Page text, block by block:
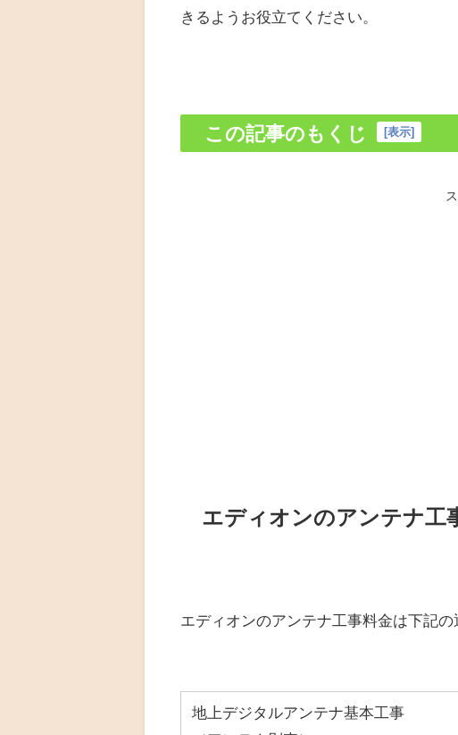
きるようお役立てください。
この記事のもくじ [表示]
エディオンのアンテナ工
エディオンのアンテナ工事料金は下記の
地上デジタルアンテナ基本工事